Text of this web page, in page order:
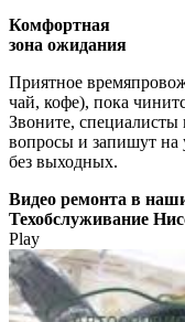
Комфортная
зона ожидания
Приятное
чай, кофе), пока
Звоните, специалисты
вопросы и запишут на
без выходных.
Видео ремонта в
Техобслуживание
Play